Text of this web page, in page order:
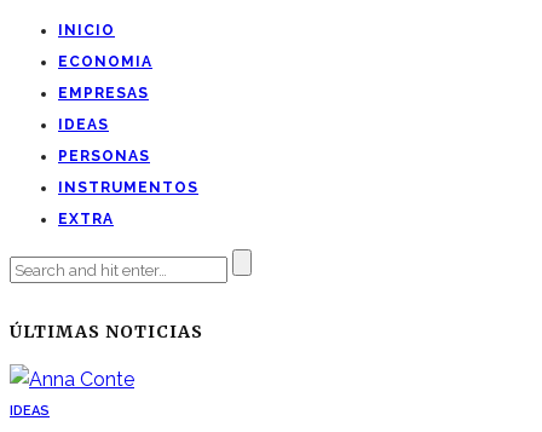
INICIO
ECONOMIA
EMPRESAS
IDEAS
PERSONAS
INSTRUMENTOS
EXTRA
ÚLTIMAS NOTICIAS
IDEAS